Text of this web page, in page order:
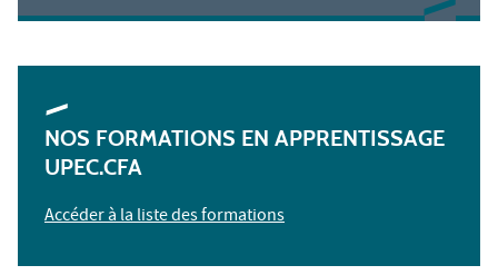
NOS FORMATIONS EN APPRENTISSAGE
UPEC.CFA
Accéder à la liste des formations